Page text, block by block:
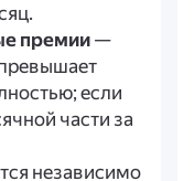
премии—
если
части за
независимо